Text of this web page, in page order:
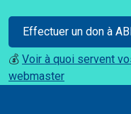
Effectuer un don à
💰 Voir à quoi servent
webmaster